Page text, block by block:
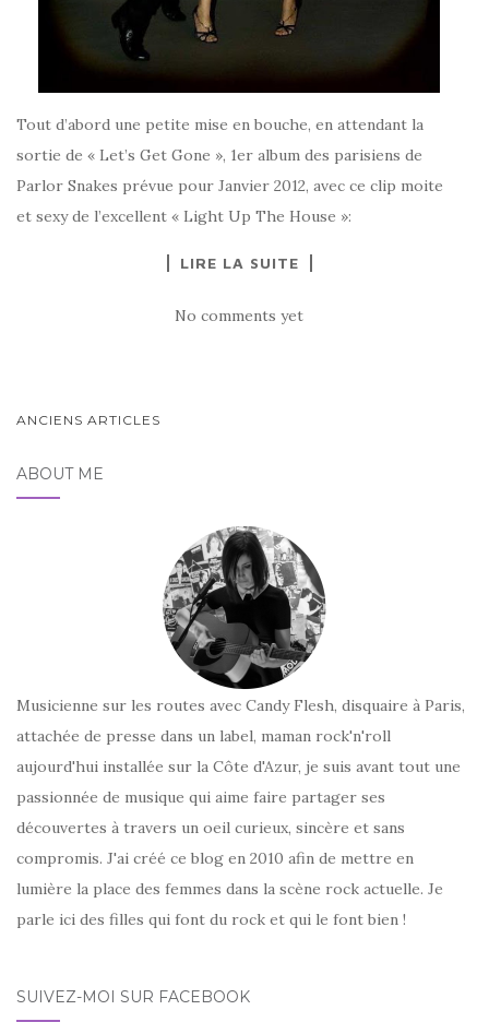
Tout d’abord une petite mise en bouche, en attendant la
sortie de « Let’s Get Gone », 1er album des parisiens de
Parlor Snakes prévue pour Janvier 2012, avec ce clip moite
et sexy de l’excellent « Light Up The House »:
LIRE LA SUITE
No comments yet
PAGINATION
ARTICLES
ANCIENS ARTICLES
ABOUT ME
Musicienne sur les routes avec Candy Flesh, disquaire à Paris,
attachée de presse dans un label, maman rock'n'roll
aujourd'hui installée sur la Côte d'Azur, je suis avant tout une
passionnée de musique qui aime faire partager ses
découvertes à travers un oeil curieux, sincère et sans
compromis. J'ai créé ce blog en 2010 afin de mettre en
lumière la place des femmes dans la scène rock actuelle. Je
parle ici des filles qui font du rock et qui le font bien !
SUIVEZ-MOI SUR FACEBOOK